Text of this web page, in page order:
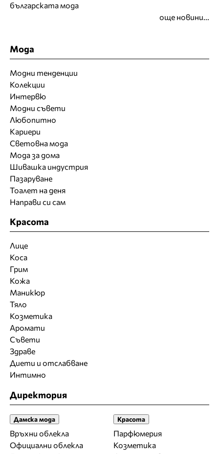
българската мода
още новини...
Мода
Модни тенденции
Колекции
Интервю
Модни съвети
Любопитно
Кариери
Световна мода
Мода за дома
Шивашка индустрия
Пазаруване
Тоалет на деня
Направи си сам
Красота
Лице
Коса
Грим
Кожа
Маникюр
Тяло
Козметика
Аромати
Съвети
Здраве
Диети и отслабване
Интимно
Директория
Дамска мода
Връхни облекла
Официални облекла
Красота
Парфюмерия
Козметика